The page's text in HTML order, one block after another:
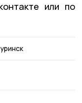
или по